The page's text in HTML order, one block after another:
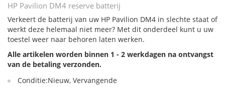
HP Pavilion DM4 reserve batterij
Verkeert de batterij van uw HP Pavilion DM4 in slechte staat of
werkt deze helemaal niet meer? Met dit onderdeel kunt u uw
toestel weer naar behoren laten werken.
Alle artikelen worden binnen 1 - 2 werkdagen na ontvangst
van de betaling verzonden.
Conditie:Nieuw, Vervangende